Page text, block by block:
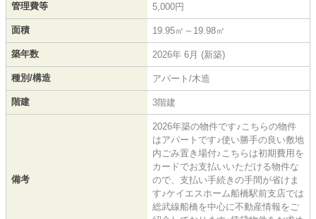
管理費等 5,000円
面積 19.95㎡～19.98㎡
築年数 2026年 6月 (新築)
種別/構造 アパート/木造
階建 3階建
備考
2026年築の物件です♪こちらの物件
はアパートです♪使い勝手の良い敷地
内ごみ置き場付♪こちらは初期費用を
カードでお支払いいただける物件な
ので、支払い手続きの手間が省けま
す♪ケイエスホーム船橋駅前支店では
総武線船橋を中心に不動産情報をご